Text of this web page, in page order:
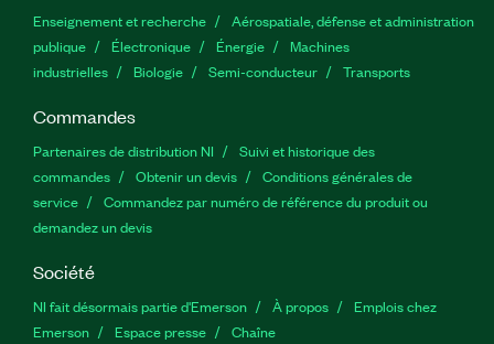
Enseignement et recherche
Aérospatiale, défense et administration
publique
Électronique Énergie​
Machines
industrielles
Biologie Semi-conducteur Transports
Commandes
Partenaires de distribution NI
Suivi et historique des
commandes
Obtenir un devis
Conditions générales de
service
Commandez par numéro de référence du produit ou
demandez un devis
Société
NI fait désormais partie d'Emerson À propos
Emplois chez
Emerson
Espace presse
Chaîne